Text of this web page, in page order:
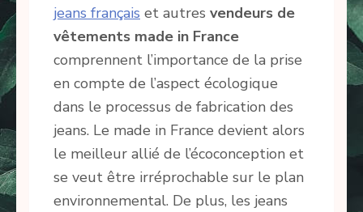
jeans français et autres vendeurs de
vêtements made in France
comprennent l’importance de la prise
en compte de l’aspect écologique
dans le processus de fabrication des
jeans. Le made in France devient alors
le meilleur allié de l’écoconception et
se veut être irréprochable sur le plan
environnemental. De plus, les jeans